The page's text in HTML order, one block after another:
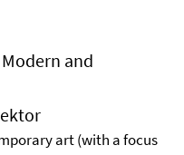
and
art (with a focus